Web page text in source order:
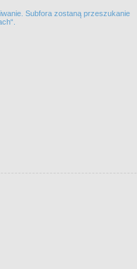
Subfora zostaną przeszukanie